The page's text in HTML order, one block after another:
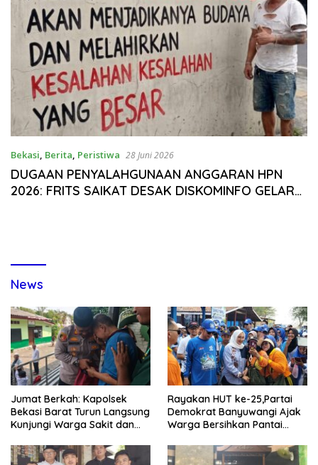
Bekasi, Berita, Peristiwa 28 Juni 2026
DUGAAN PENYALAHGUNAAN ANGGARAN HPN
2026: FRITS SAIKAT DESAK DISKOMINFO GELAR
News
Jumat Berkah: Kapolsek
Bekasi Barat Turun Langsung
Kunjungi Warga Sakit dan
Rayakan HUT ke-25,Partai
Demokrat Banyuwangi Ajak
Warga Bersihkan Pantai